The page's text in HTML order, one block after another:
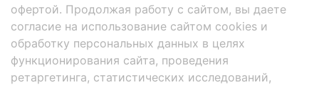
офертой. Продолжая работу с сайтом, вы даете
согласие на использование сайтом cookies и
обработку персональных данных в целях
функционирования сайта, проведения
ретаргетинга, статистических исследований,